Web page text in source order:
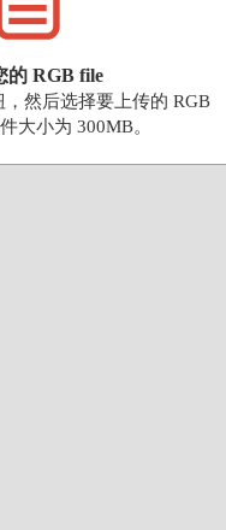
的 RGB file
，然后选择要上传的 RGB
大小为 300MB。